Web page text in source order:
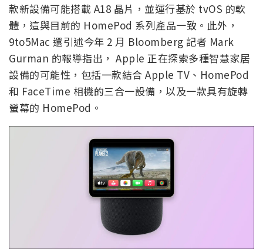
款新設備可能搭載 A18 晶片，並運行基於 tvOS 的軟
體，這與目前的 HomePod 系列產品一致。此外，
9to5Mac 還引述今年 2 月 Bloomberg 記者 Mark
Gurman 的報導指出， Apple 正在探索多種智慧家居
設備的可能性，包括一款結合 Apple TV、HomePod
和 FaceTime 相機的三合一設備，以及一款具有旋轉
螢幕的 HomePod。